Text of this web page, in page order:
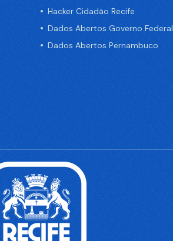
Hacker Cidadão Recife
Dados Abertos Governo Federal
Dados Abertos Pernambuco